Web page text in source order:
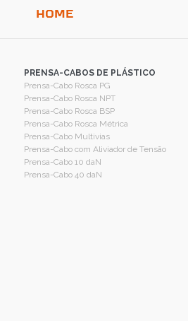
HOME
PRENSA-CABOS DE PLÁSTICO
Prensa-Cabo Rosca PG
Prensa-Cabo Rosca NPT
Prensa-Cabo Rosca BSP
Prensa-Cabo Rosca Métrica
Prensa-Cabo Multivias
Prensa-Cabo com Aliviador de Tensão
Prensa-Cabo 10 daN
Prensa-Cabo 40 daN